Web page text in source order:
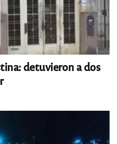
detuvieron a dos